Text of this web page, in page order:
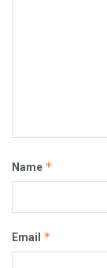
Name *
Email *